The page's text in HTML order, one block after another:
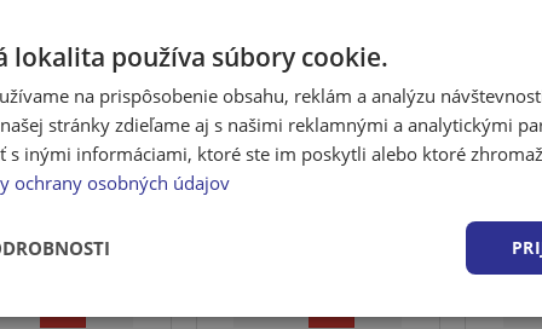
lepenkové
ZN 25x2,50
lepenkové Retic
Rozmer...
Klince lepenkové
Retic ZN 32x2,50
lokalita používa súbory cookie.
na prispôsobenie obsahu, reklám a analýzu
stránky zdieľame aj s našimi reklamnými a analytickými
s inými informáciami, ktoré ste im poskytli alebo ktoré
ochrany osobných údajov